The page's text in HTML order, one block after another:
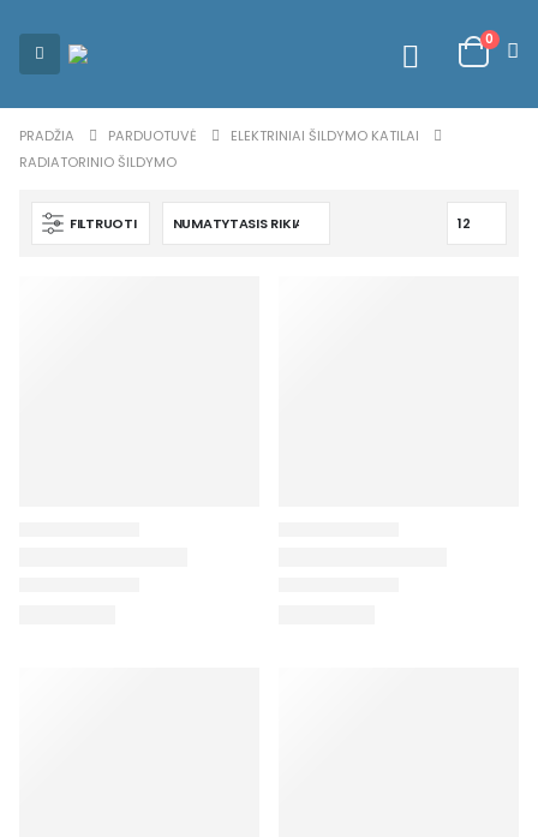
0
PRADŽIA PARDUOTUVĖ
ELEKTRINIAI ŠILDYMO KATILAI
RADIATORINIO ŠILDYMO
FILTRUOTI